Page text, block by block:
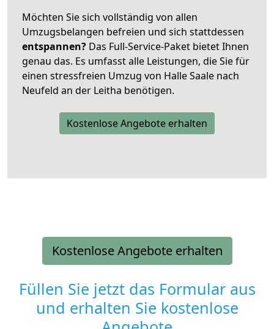
Möchten Sie sich vollständig von allen
Umzugsbelangen befreien und sich stattdessen
entspannen? Das Full-Service-Paket bietet Ihnen
genau das. Es umfasst alle Leistungen, die Sie für
einen stressfreien Umzug von Halle Saale nach
Neufeld an der Leitha benötigen.
Kostenlose Angebote erhalten
Kostenlose Angebote erhalten
Füllen Sie jetzt das Formular aus
und erhalten Sie kostenlose